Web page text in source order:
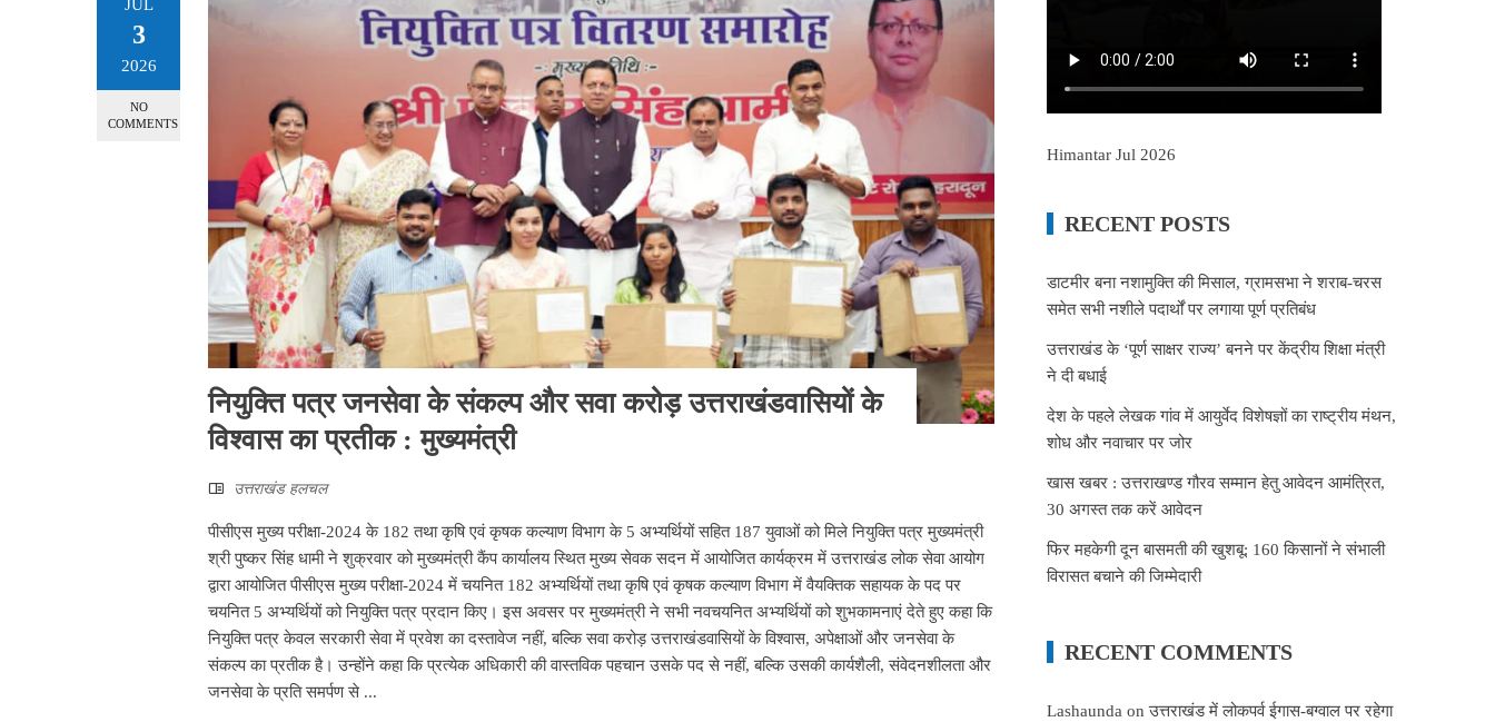
JUL
3
2026
NO
COMMENTS
नियुक्ति पत्र जनसेवा के संकल्प और सवा करोड़ उत्तराखंडवासियों के
विश्वास का प्रतीक : मुख्यमंत्री
उत्तराखंड हलचल
पीसीएस मुख्य परीक्षा-2024 के 182 तथा कृषि एवं कृषक कल्याण विभाग के 5 अभ्यर्थियों सहित 187 युवाओं को मिले नियुक्ति पत्र मुख्यमंत्री
श्री पुष्कर सिंह धामी ने शुक्रवार को मुख्यमंत्री कैंप कार्यालय स्थित मुख्य सेवक सदन में आयोजित कार्यक्रम में उत्तराखंड लोक सेवा आयोग
द्वारा आयोजित पीसीएस मुख्य परीक्षा-2024 में चयनित 182 अभ्यर्थियों तथा कृषि एवं कृषक कल्याण विभाग में वैयक्तिक सहायक के पद पर
चयनित 5 अभ्यर्थियों को नियुक्ति पत्र प्रदान किए। इस अवसर पर मुख्यमंत्री ने सभी नवचयनित अभ्यर्थियों को शुभकामनाएं देते हुए कहा कि
नियुक्ति पत्र केवल सरकारी सेवा में प्रवेश का दस्तावेज नहीं, बल्कि सवा करोड़ उत्तराखंडवासियों के विश्वास, अपेक्षाओं और जनसेवा के
संकल्प का प्रतीक है। उन्होंने कहा कि प्रत्येक अधिकारी की वास्तविक पहचान उसके पद से नहीं, बल्कि उसकी कार्यशैली, संवेदनशीलता और
जनसेवा के प्रति समर्पण से ...
Himantar Jul 2026
RECENT POSTS
डाटमीर बना नशामुक्ति की मिसाल, ग्रामसभा ने शराब-चरस
समेत सभी नशीले पदार्थों पर लगाया पूर्ण प्रतिबंध
उत्तराखंड के ‘पूर्ण साक्षर राज्य’ बनने पर केंद्रीय शिक्षा मंत्री
ने दी बधाई
देश के पहले लेखक गांव में आयुर्वेद विशेषज्ञों का राष्ट्रीय मंथन,
शोध और नवाचार पर जोर
खास खबर : उत्तराखण्ड गौरव सम्मान हेतु आवेदन आमंत्रित,
30 अगस्त तक करें आवेदन
फिर महकेगी दून बासमती की खुशबू: 160 किसानों ने संभाली
विरासत बचाने की जिम्मेदारी
RECENT COMMENTS
Lashaunda onउत्तराखंड में लोकपर्व ईगास-बग्वाल पर रहेगा